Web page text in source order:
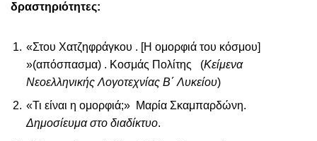
δραστηριότητες:
«Στου Χατζηφράγκου . [Η ομορφιά του κόσμου]
»(απόσπασμα) . Κοσμάς Πολίτης (Κείμενα
Νεοελληνικής Λογοτεχνίας Β΄ Λυκείου)
«Τι είναι η ομορφιά;» Μαρία Σκαμπαρδώνη.
Δημοσίευμα στο διαδίκτυο.